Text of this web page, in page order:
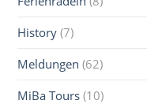
History (7)
Meldungen (62)
MiBa Tours (10)